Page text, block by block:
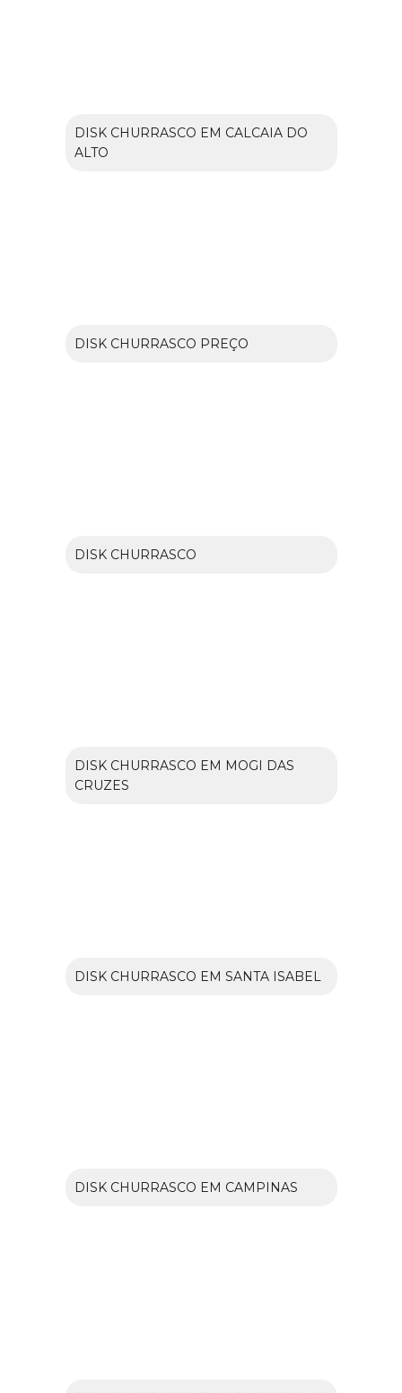
DISK CHURRASCO EM CALCAIA DO
ALTO
DISK CHURRASCO PREÇO
DISK CHURRASCO
DISK CHURRASCO EM MOGI DAS
CRUZES
DISK CHURRASCO EM SANTA ISABEL
DISK CHURRASCO EM CAMPINAS